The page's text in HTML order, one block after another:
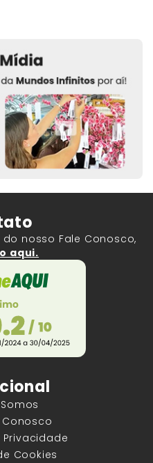
nosso Fale Conosco,
aqui.
Conosco
Privacidade
Cookies